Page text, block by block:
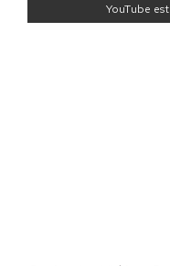
YouTube